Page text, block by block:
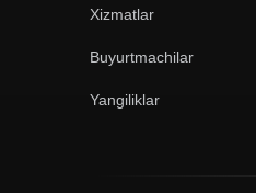
Xizmatlar
Buyurtmachilar
Yangiliklar